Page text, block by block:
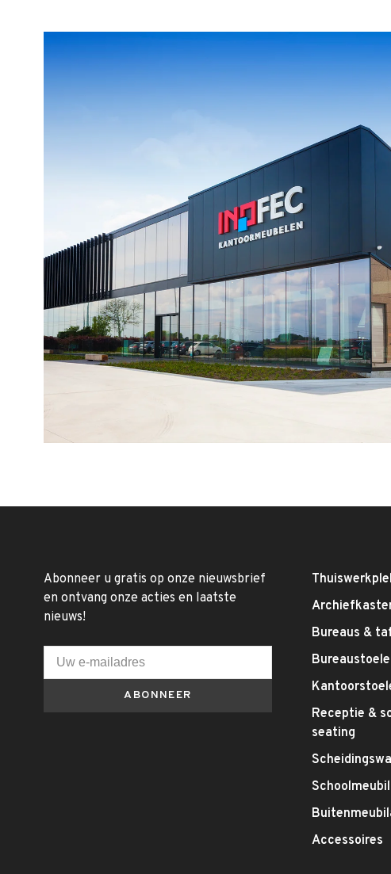
Abonneer u gratis op onze nieuwsbrief
en ontvang onze acties en laatste
nieuws!
ABONNEER
Bureaus &
Receptie &
seating
Accessoires